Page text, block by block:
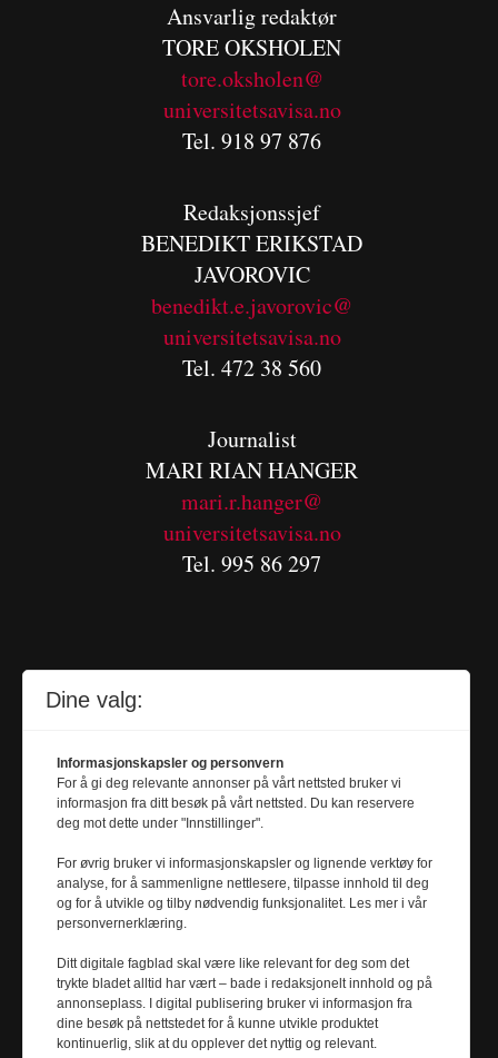
Ansvarlig redaktør
TORE OKSHOLEN
tore.oksholen@
universitetsavisa.no
Tel. 918 97 876
Redaksjonssjef
BENEDIKTERIKSTAD
JAVOROVIC
benedikt.e.javorovic@
universitetsavisa.no
Tel. 472 38 560
Journalist
MARI RIAN HANGER
mari.r.hanger@
universitetsavisa.no
Tel. 995 86 297
SYNNE MÆLE
synne.male@
universitetsavisa.no
Tel. 924 62 475
MARTHE BJERVA
marthe.bjerva@
universitetsavisa.no
Dine valg:
Informasjonskapsler og personvern
For å gi deg relevante annonser på vårt nettsted bruker vi
informasjon fra ditt besøk på vårt nettsted. Du kan reservere
deg mot dette under "Innstillinger".
For øvrig bruker vi informasjonskapsler og lignende verktøy for
analyse, for å sammenligne nettlesere, tilpasse innhold til deg
og for å utvikle og tilby nødvendig funksjonalitet. Les mer i vår
personvernerklæring.
Ditt digitale fagblad skal være like relevant for deg som det
trykte bladet alltid har vært – bade i redaksjonelt innhold og på
annonseplass. I digital publisering bruker vi informasjon fra
dine besøk på nettstedet for å kunne utvikle produktet
kontinuerlig, slik at du opplever det nyttig og relevant.